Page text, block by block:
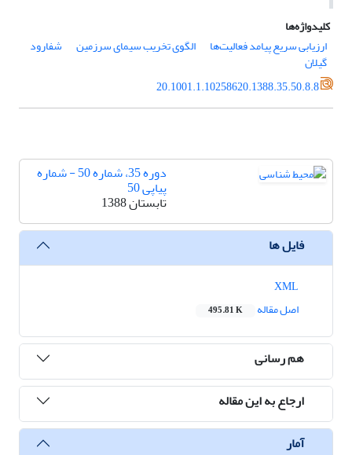
کلیدواژه‌ها
ارزیابی سریع پیامد فعالیت‌ها
الگوی تخریب سیمای سرزمین شفارود
گیلان
20.1001.1.10258620.1388.35.50.8.8
دوره 35، شماره 50 - شماره
پیاپی 50
تابستان 1388
فایل ها
اصل مقاله
495.81 K
هم رسانی
ارجاع به این مقاله
آمار